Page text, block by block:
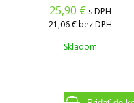
25,90 € s DPH
21,06 € bez DPH
Skladom